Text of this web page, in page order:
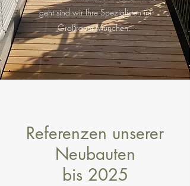
geht sind wir Ihre Spezialisten im
Großraum München.
Referenzen unserer
Neubauten
bis 2025